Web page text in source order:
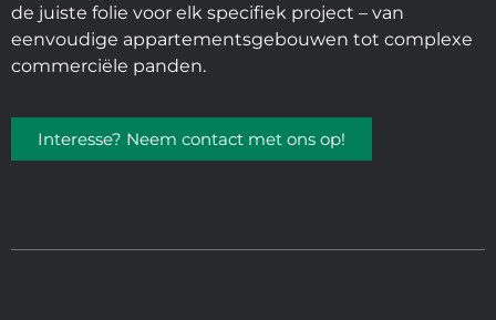
de juiste folie voor elk specifiek project – van
eenvoudige appartementsgebouwen tot complexe
commerciële panden.
Interesse? Neem contact met ons op!